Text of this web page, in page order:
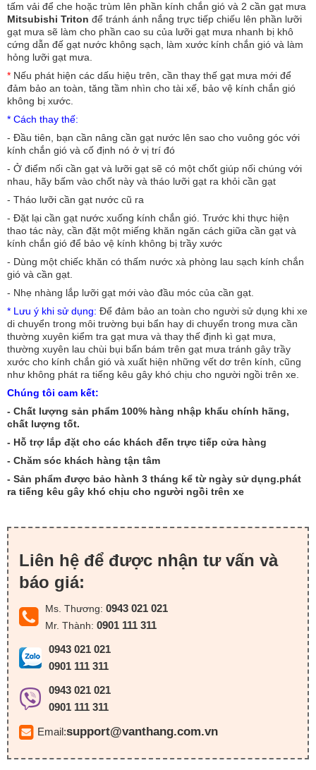
tấm vải để che hoặc trùm lên phần kính chắn gió và 2 cần gạt mưa
Mitsubishi Triton để tránh ánh nắng trực tiếp chiếu lên phần lưỡi
gạt mưa sẽ làm cho phần cao su của lưỡi gạt mưa nhanh bị khô
cứng dẫn đế gạt nước không sạch, làm xước kính chắn gió và làm
hỏng lưỡi gạt mưa.
* Nếu phát hiện các dấu hiệu trên, cần thay thế gạt mưa mới để
đảm bảo an toàn, tăng tầm nhìn cho tài xế, bảo vệ kính chắn gió
không bị xước.
* Cách thay thế:
- Đầu tiên, bạn cần nâng cần gạt nước lên sao cho vuông góc với
kính chắn gió và cố định nó ở vị trí đó
- Ở điểm nối cần gạt và lưỡi gạt sẽ có một chốt giúp nối chúng với
nhau, hãy bấm vào chốt này và tháo lưỡi gạt ra khỏi cần gạt
- Tháo lưỡi cần gạt nước cũ ra
- Đặt lại cần gạt nước xuống kính chắn gió. Trước khi thực hiện
thao tác này, cần đặt một miếng khăn ngăn cách giữa cần gạt và
kính chắn gió để bảo vệ kính không bị trầy xước
- Dùng một chiếc khăn có thấm nước xà phòng lau sạch kính chắn
gió và cần gạt.
- Nhẹ nhàng lắp lưỡi gạt mới vào đầu móc của cần gạt.
* Lưu ý khi sử dụng: Để đảm bảo an toàn cho người sử dụng khi xe
di chuyển trong môi trường bụi bẩn hay di chuyển trong mưa cần
thường xuyên kiểm tra gạt mưa và thay thế định kì gạt mưa,
thường xuyên lau chùi bụi bẩn bám trên gạt mưa tránh gây trầy
xước cho kính chắn gió và xuất hiện những vết dơ trên kính, cũng
như không phát ra tiếng kêu gây khó chịu cho người ngồi trên xe.
Chúng tôi cam kết:
- Chất lượng sản phẩm 100% hàng nhập khẩu chính hãng,
chất lượng tốt.
- Hỗ trợ lắp đặt cho các khách đến trực tiếp cửa hàng
- Chăm sóc khách hàng tận tâm
- Sản phẩm được bảo hành 3 tháng kể từ ngày sử dụng.phát
ra tiếng kêu gây khó chịu cho người ngồi trên xe
Liên hệ để được nhận tư vấn và
báo giá:
Ms. Thương: 0943 021 021
Mr. Thành: 0901 111 311
0943 021 021
0901 111 311
0943 021 021
0901 111 311
Email:support@vanthang.com.vn